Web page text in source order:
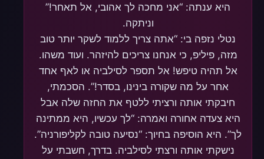
היא ענתה: “אני מחכה לך אהובי, אל תאחר!”
וניתקה.
נטלי נזפה בי: “אתה צריך ללמוד לשקר יותר טוב
מזה, פיליפ, כי אנחנו צריכים להיזהר. ועוד משהו.
אל תהיה טיפש! אל תספר לסילביה או לאף אחד
אחר על מה שקורה בינינו, בסדר!”. הסכמתי,
חיבקתי אותה ורציתי ללטף את החזה שלה אבל
היא צעדה אחורה ואמרה: “לך עכשיו, היא ממתינה
לך”. היא הוסיפה בחיוך: “נסיעה טובה לקליפורניה”.
נישקתי אותה ורצתי לסילביה. בדרך, חשבתי על